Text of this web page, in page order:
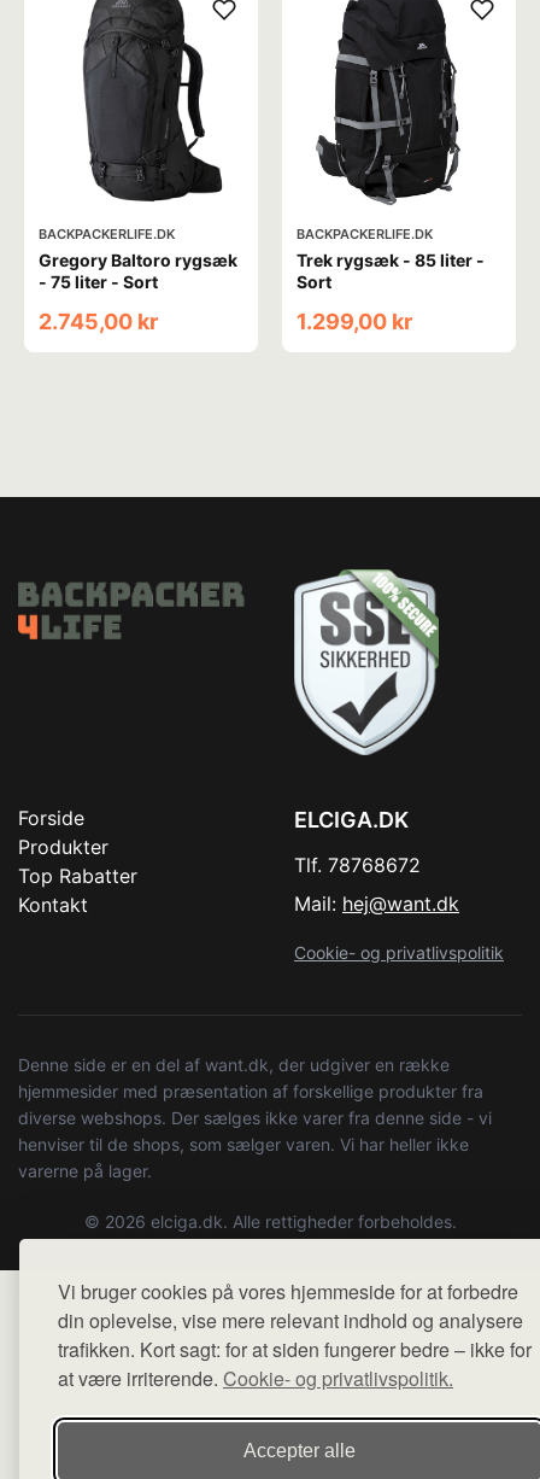
Vi bruger cookies på vores hjemmeside for at forbedre
din oplevelse, vise mere relevant indhold og analysere
trafikken. Kort sagt: for at siden fungerer bedre – ikke for
at være irriterende. Cookie- og privatlivspolitik.
Accepter alle
BACKPACKERLIFE.DK
Gregory Baltoro rygsæk
- 75 liter - Sort
2.745,00 kr
BACKPACKERLIFE.DK
Trek rygsæk - 85 liter -
Sort
1.299,00 kr
Forside
Produkter
Top Rabatter
Kontakt
ELCIGA.DK
Tlf. 78768672
Mail: hej@want.dk
Cookie- og privatlivspolitik
Denne side er en del af want.dk, der udgiver en række
hjemmesider med præsentation af forskellige produkter fra
diverse webshops. Der sælges ikke varer fra denne side - vi
henviser til de shops, som sælger varen. Vi har heller ikke
varerne på lager.
© 2026 elciga.dk. Alle rettigheder forbeholdes.